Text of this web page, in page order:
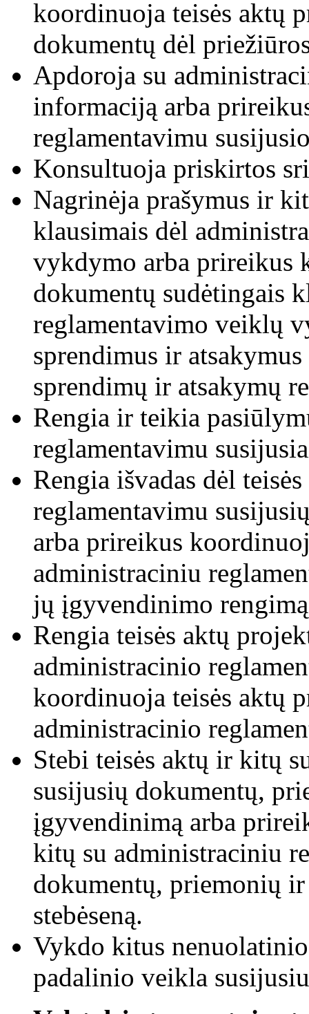
koordinuoja teisės aktų
dokumentų dėl
Apdoroja su
informaciją arba
reglamentavimu
Konsultuoja priskirtos
Nagrinėja prašymus ir
klausimais dėl
vykdymo arba prireikus
dokumentų sudėtingais
reglamentavimo veiklų
sprendimus ir
sprendimų ir atsakymų
Rengia ir teikia
reglamentavimu
Rengia išvadas dėl
reglamentavimu
arba prireikus
administraciniu
jų įgyvendinimo
Rengia teisės aktų
administracinio
koordinuoja teisės aktų
administracinio
Stebi teisės aktų ir kitų
susijusių dokumentų,
įgyvendinimą arba
kitų su administraciniu
dokumentų, priemonių
stebėseną.
Vykdo kitus
padalinio veikla